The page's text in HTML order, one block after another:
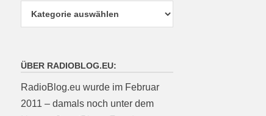
ÜBER RADIOBLOG.EU:
RadioBlog.eu wurde im Februar
2011 – damals noch unter dem